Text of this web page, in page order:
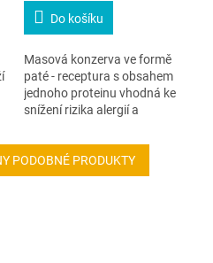
Do košíku
Masová konzerva ve formě
paté - receptura s obsahem
jednoho proteinu vhodná ke
snížení rizika alergií a
PODOBNÉ PRODUKTY